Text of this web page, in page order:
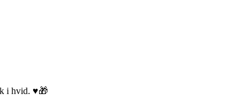
i hvid. ♥️🎁